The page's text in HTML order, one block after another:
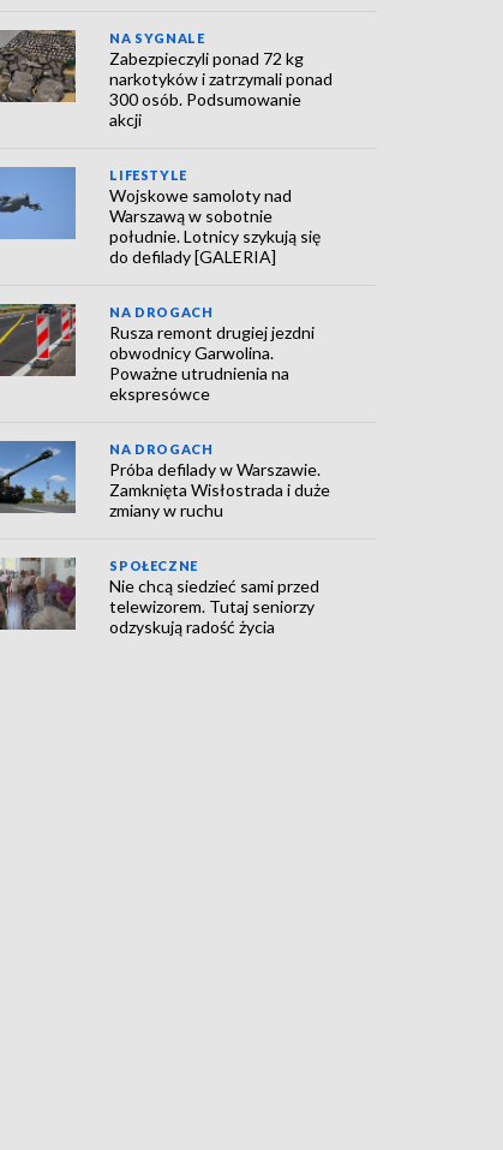
NA SYGNALE
Zabezpieczyli ponad 72 kg
narkotyków i zatrzymali ponad
300 osób. Podsumowanie
akcji
LIFESTYLE
Wojskowe samoloty nad
Warszawą w sobotnie
południe. Lotnicy szykują się
do defilady [GALERIA]
NA DROGACH
Rusza remont drugiej jezdni
obwodnicy Garwolina.
Poważne utrudnienia na
ekspresówce
NA DROGACH
Próba defilady w Warszawie.
Zamknięta Wisłostrada i duże
zmiany w ruchu
SPOŁECZNE
Nie chcą siedzieć sami przed
telewizorem. Tutaj seniorzy
odzyskują radość życia